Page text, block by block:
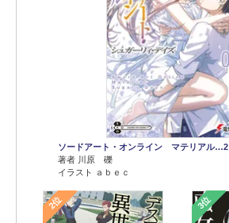
ソードアート・オンライン マテリアル…2
著者 川原 礫
イラスト ａｂｅｃ
2位 3位